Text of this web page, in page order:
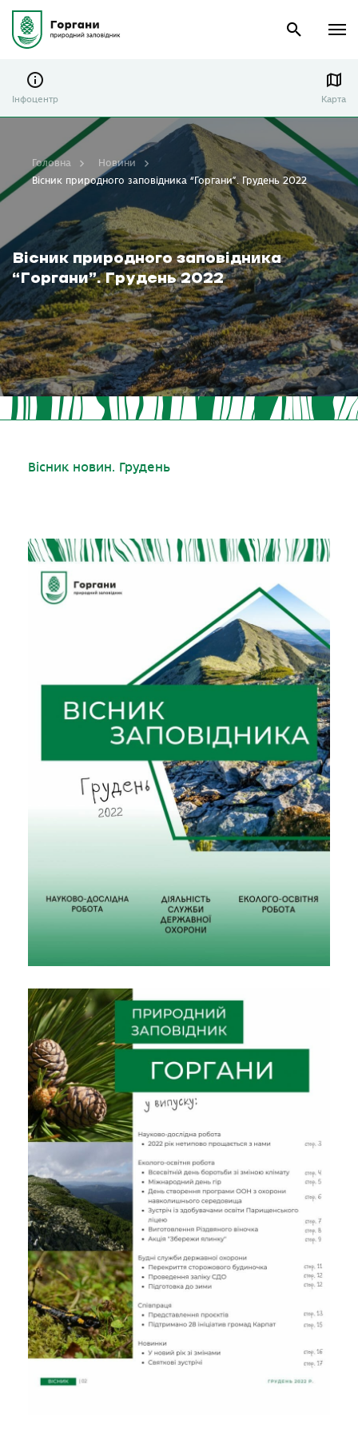
Інфоцентр Карта
Вісник природного заповідника
“Горгани”. Грудень 2022
Головна
Новини
Вісник природного заповідника “Горгани”. Грудень 2022
Вісник новин. Грудень